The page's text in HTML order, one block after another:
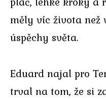
měly víc života než
úspěchy světa.
Eduard najal pro
trval na tom, že si